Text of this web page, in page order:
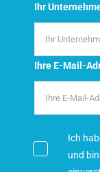
Ihr
Ihre E-Mail-
Ich
und